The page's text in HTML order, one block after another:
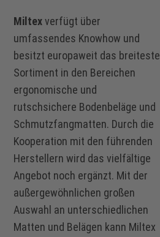
Miltexverfügt über
umfassendes Knowhow und
besitzt europaweit das breiteste
Sortiment in den Bereichen
ergonomische und
rutschsichere Bodenbeläge und
Schmutzfangmatten. Durch die
Kooperation mit den führenden
Herstellern wird das vielfältige
Angebot noch ergänzt. Mit der
außergewöhnlichen großen
Auswahl an unterschiedlichen
Matten und Belägen kann Miltex